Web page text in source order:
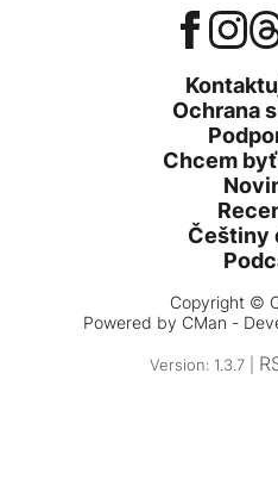
Ochrana
Chcem
Češtiny
Copyright ©
Powered by CMan -
Version: 1.3.7 |